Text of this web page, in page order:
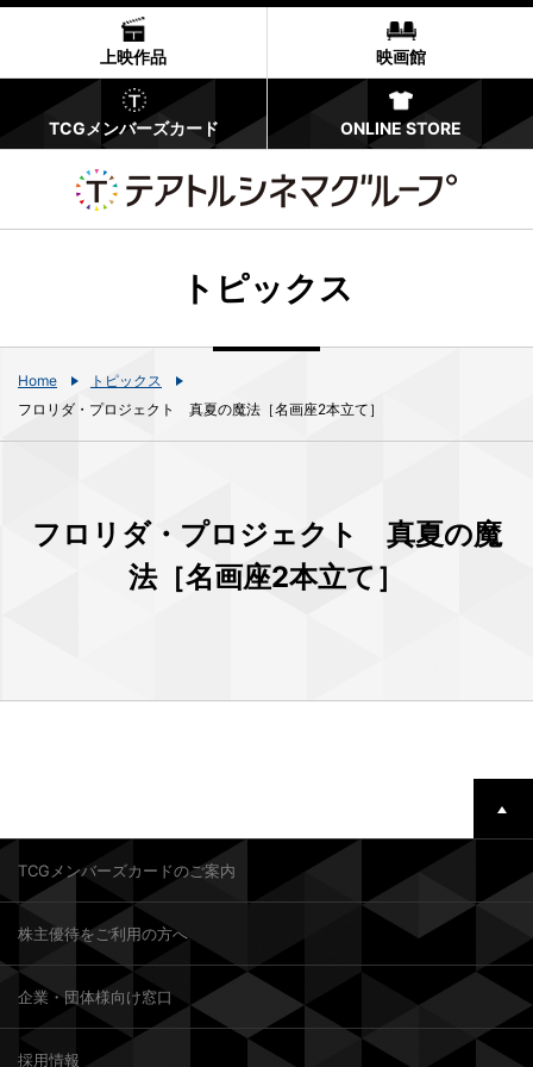
上映作品 映画館
TCGメンバーズカード ONLINE STORE
トピックス
Home
トピックス
フロリダ・プロジェクト 真夏の魔法［名画座2本立て］
フロリダ・プロジェクト 真夏の魔
法［名画座2本立て］
TCGメンバーズカードのご案内
株主優待をご利用の方へ
企業・団体様向け窓口
採用情報